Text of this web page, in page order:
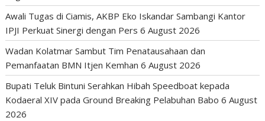
Awali Tugas di Ciamis, AKBP Eko Iskandar Sambangi Kantor
IPJI Perkuat Sinergi dengan Pers 6 August 2026
Wadan Kolatmar Sambut Tim Penatausahaan dan
Pemanfaatan BMN Itjen Kemhan 6 August 2026
Bupati Teluk Bintuni Serahkan Hibah Speedboat kepada
Kodaeral XIV pada Ground Breaking Pelabuhan Babo 6 August
2026